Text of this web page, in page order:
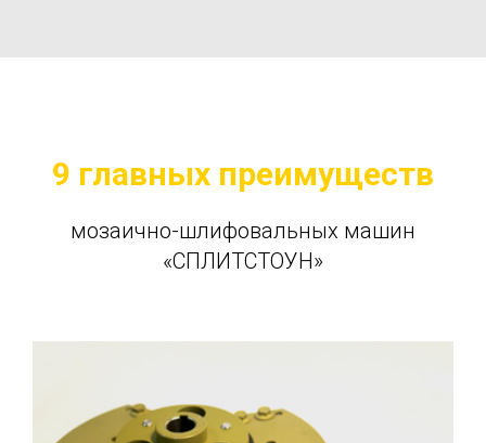
9 главных преимуществ
мозаично-шлифовальных машин
«СПЛИТСТОУН»